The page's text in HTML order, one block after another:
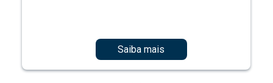
Saiba mais